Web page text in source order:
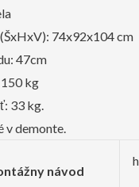
74x92x104 cm
47cm
kg
33 kg.
v demonte.
návod